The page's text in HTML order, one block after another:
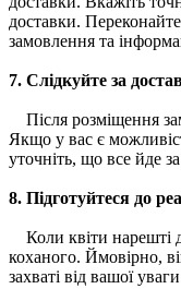
доставки.
замовлення та
7. Слідкуйте за
Після розміщення
Якщо у вас є
уточніть, що все йде
8. Підготуйтеся до
Коли квіти нарешті
коханого. Ймовірно,
захваті від вашої